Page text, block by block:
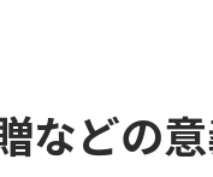
などの